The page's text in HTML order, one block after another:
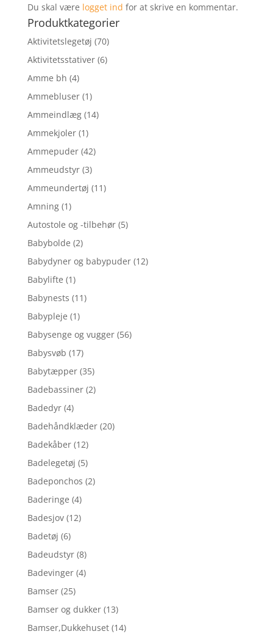
Du skal være logget ind for at skrive en kommentar.
Produktkategorier
Aktivitetslegetøj (70)
Aktivitetsstativer (6)
Amme bh (4)
Ammebluser (1)
Ammeindlæg (14)
Ammekjoler (1)
Ammepuder (42)
Ammeudstyr (3)
Ammeundertøj (11)
Amning (1)
Autostole og -tilbehør (5)
Babybolde (2)
Babydyner og babypuder (12)
Babylifte (1)
Babynests (11)
Babypleje (1)
Babysenge og vugger (56)
Babysvøb (17)
Babytæpper (35)
Badebassiner (2)
Badedyr (4)
Badehåndklæder (20)
Badekåber (12)
Badelegetøj (5)
Badeponchos (2)
Baderinge (4)
Badesjov (12)
Badetøj (6)
Badeudstyr (8)
Badevinger (4)
Bamser (25)
Bamser og dukker (13)
Bamser,Dukkehuset (14)